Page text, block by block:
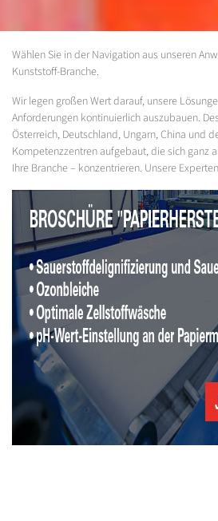
Wählen Sie in der Navigation aus unseren
Kunststoff-Branche.
Wir legen großen Wert darauf, unsere
Anforderungen kontinuierlich auszubauen.
Österreich, Deutschland, Ungarn, China und
Kompetenzzentren aufgebaut, die sich ganz
Ihre Branche – konzentrieren. Unsere